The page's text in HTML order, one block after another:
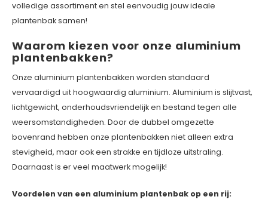
volledige assortiment en stel eenvoudig jouw ideale
plantenbak samen!
Waarom kiezen voor onze aluminium
plantenbakken?
Onze aluminium plantenbakken worden standaard
vervaardigd uit hoogwaardig aluminium. Aluminium is slijtvast,
lichtgewicht, onderhoudsvriendelijk en bestand tegen alle
weersomstandigheden. Door de dubbel omgezette
bovenrand hebben onze plantenbakken niet alleen extra
stevigheid, maar ook een strakke en tijdloze uitstraling.
Daarnaast is er veel maatwerk mogelijk!
Voordelen van een aluminium plantenbak op een rij: